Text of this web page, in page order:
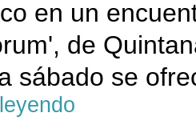
en un
de
sábado se